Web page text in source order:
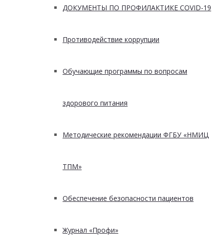
ДОКУМЕНТЫ ПО ПРОФИЛАКТИКЕ COVID-19
Противодействие коррупции
Обучающие программы по вопросам
здорового питания
Методические рекомендации ФГБУ «НМИЦ
ТПМ»
Обеспечение безопасности пациентов
Журнал «Профи»